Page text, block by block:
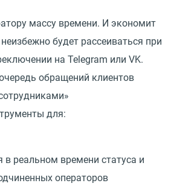
массу времени. И экономит
будет рассеиваться при
на Telegram или VK.
для:
в реальном времени статуса и
операторов